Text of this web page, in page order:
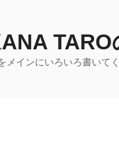
TARO
メインにいろいろ書いて